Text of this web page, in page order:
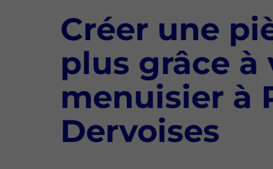
Créer une
plus grâce à
menuisier à
Dervoises